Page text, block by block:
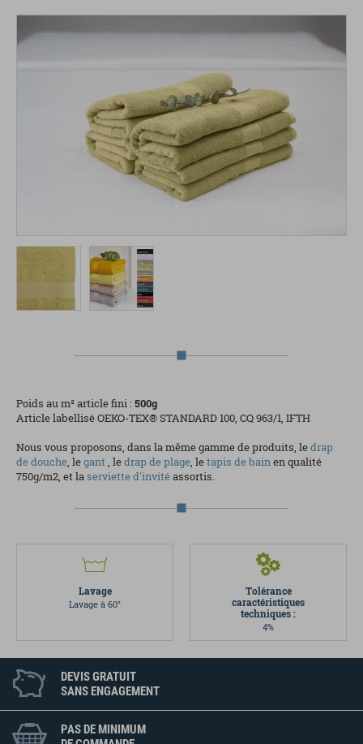
Poids au m² article fini :500g
Article labellisé OEKO-TEX® STANDARD 100, CQ 963/1, IFTH
Nous vous proposons, dans la même gamme de produits, ledrap
de douche, legant, ledrap de plage, letapis de bainen qualité
750g/m2, et la serviette d'invitéassortis.
Lavage
Lavage à 60°
Tolérance
caractéristiques
techniques :
4%
DEVIS GRATUIT
SANS ENGAGEMENT
PAS DE MINIMUM